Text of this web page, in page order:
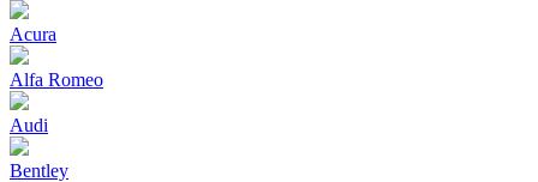
Acura
Alfa Romeo
Audi
Bentley